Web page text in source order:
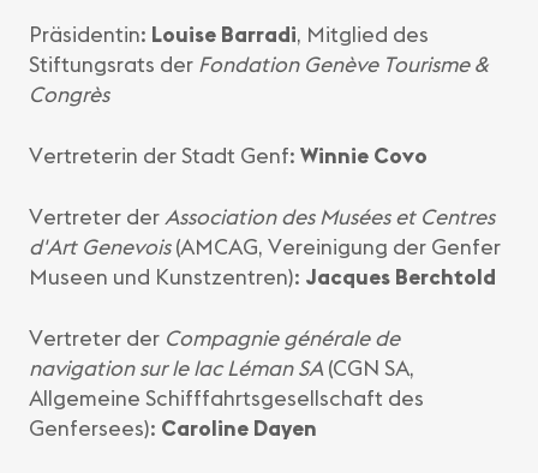
Präsidentin: Louise Barradi, Mitglied des
Stiftungsrats der Fondation Genève Tourisme &
Congrès
Vertreterin der Stadt Genf: Winnie Covo
Vertreter derAssociation des Musées et Centres
d'Art Genevois(AMCAG, Vereinigung der Genfer
Museen und Kunstzentren): Jacques Berchtold
Vertreter der Compagnie générale de
navigation sur le lac Léman SA(CGN SA,
Allgemeine Schifffahrtsgesellschaft des
Genfersees): Caroline Dayen